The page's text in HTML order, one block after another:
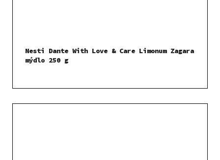
Nesti Dante With Love & Care Limonum Zagara
mýdlo 250 g